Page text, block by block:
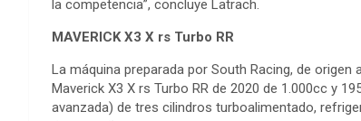
la competencia”, concluye Latrach.
MAVERICK X3 X rs Turbo RR
La máquina preparada por South Racing, de
Maverick X3 X rs Turbo RR de 2020 de 1.000cc y
avanzada) de tres cilindros turboalimentado,